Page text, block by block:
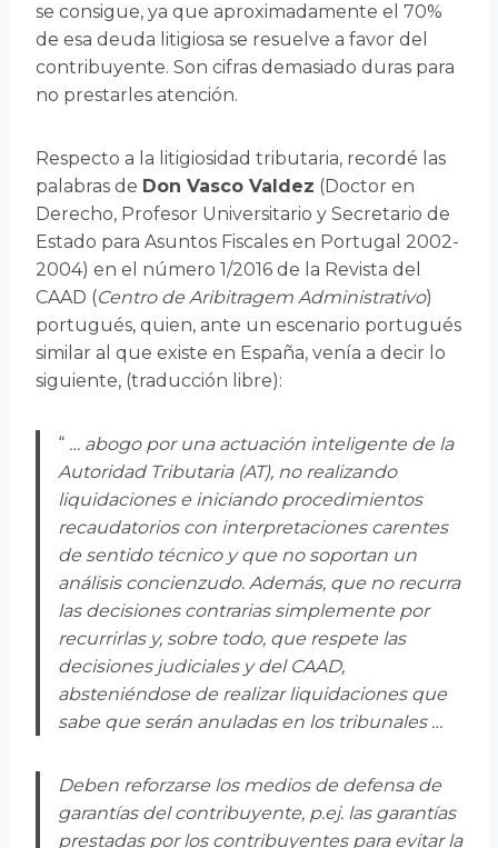
se consigue, ya que aproximadamente el 70%
de esa deuda litigiosa se resuelve a favor del
contribuyente. Son cifras demasiado duras para
no prestarles atención.
Respecto a la litigiosidad tributaria, recordé las
palabras de Don Vasco Valdez (Doctor en
Derecho, Profesor Universitario y Secretario de
Estado para Asuntos Fiscales en Portugal 2002-
2004) en el número 1/2016 de la Revista del
CAAD (Centro de Aribitragem Administrativo)
portugués, quien, ante un escenario portugués
similar al que existe en España, venía a decir lo
siguiente, (traducción libre):
“ … abogo por una actuación inteligente de la
Autoridad Tributaria (AT), no realizando
liquidaciones e iniciando procedimientos
recaudatorios con interpretaciones carentes
de sentido técnico y que no soportan un
análisis concienzudo. Además, que no recurra
las decisiones contrarias simplemente por
recurrirlas y, sobre todo, que respete las
decisiones judiciales y del CAAD,
absteniéndose de realizar liquidaciones que
sabe que serán anuladas en los tribunales …
Deben reforzarse los medios de defensa de
garantías del contribuyente, p.ej. las garantías
prestadas por los contribuyentes para evitar la